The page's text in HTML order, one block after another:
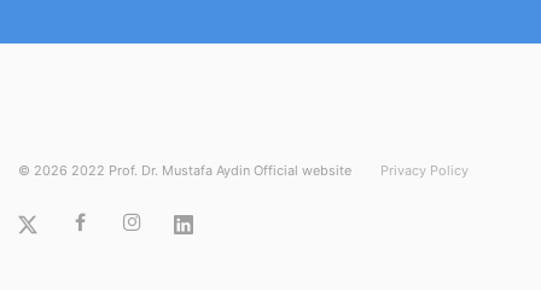
© 2026 2022 Prof. Dr. Mustafa Aydin Official website Privacy Policy